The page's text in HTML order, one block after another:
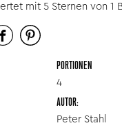
mit 5 Sternen von 1
PORTIONEN
4
AUTOR:
Peter Stahl